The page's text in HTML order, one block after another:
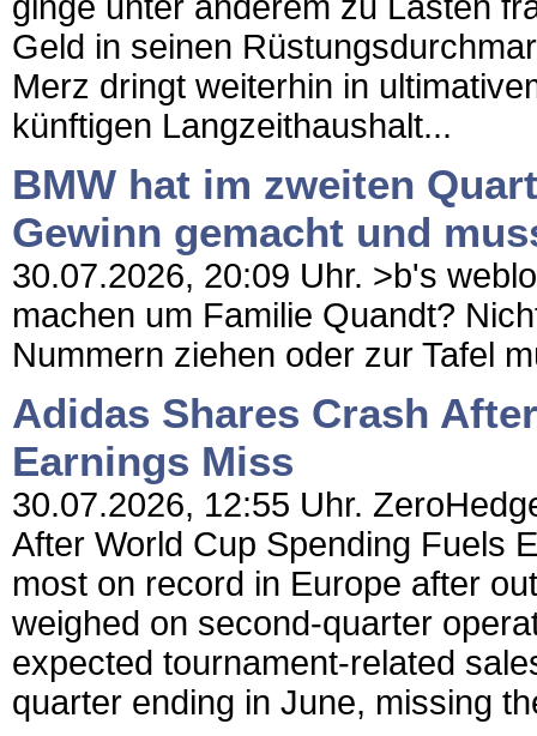
Geld in seinen
Merz dringt weiterhin in
künftigen Langzeithaushalt...
BMW hat im zweiten
Gewinn gemacht und
30.07.2026, 20:09 Uhr. >b's
machen um Familie Quandt?
Nummern ziehen oder zur Tafel
Adidas Shares Crash
Earnings Miss
30.07.2026, 12:55 Uhr.
After World Cup Spending Fuels
most on record in Europe after
weighed on second-quarter
expected tournament-related
quarter ending in June, missing